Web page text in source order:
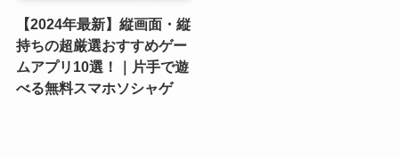
【2024年最新】縦画面・縦
持ちの超厳選おすすめゲー
ムアプリ10選！｜片手で遊
べる無料スマホソシャゲ